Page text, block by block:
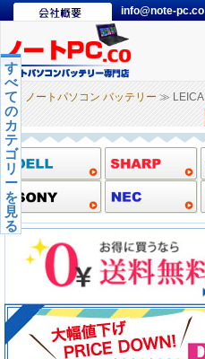
info@note-pc.co
ノートパソコン バッテリー ≫ LEICA
す
べ
て
の
カ
テ
ゴ
リ
ー
を
見
る